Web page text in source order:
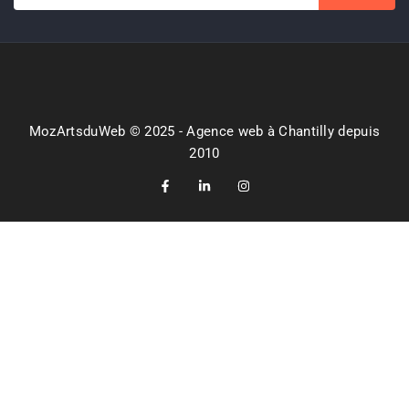
MozArtsduWeb © 2025 - Agence web à Chantilly depuis
2010